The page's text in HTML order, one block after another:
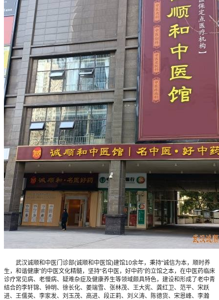
武汉诚顺和中医门诊部(诚顺和中医馆)建馆10余年，秉持“诚信为本，顺时养
生，和谐健康”的中医文化精髓，坚持“名中医，好中药”的立馆之本，在中医药临床
诊疗常见病、老慢病、疑难杂症及健康养生等领域颇具特色，建设和形成了老中青
结合的李轩锦、钟明、徐长化、姜瑞雪、张林茂、王大宪、龚红卫、范平、宋跃
进、王儒英、李家发、刘玉茂、高进、段正莉、刘义涛、陈德货、宋恩峰、李瀚